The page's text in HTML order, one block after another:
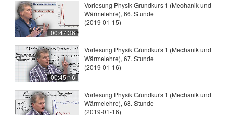
00:47:36
Vorlesung Physik Grundkurs 1 (Mechanik und
Wärmelehre), 66. Stunde
(2019-01-15)
00:45:16
Vorlesung Physik Grundkurs 1 (Mechanik und
Wärmelehre), 67. Stunde
(2019-01-16)
Vorlesung Physik Grundkurs 1 (Mechanik und
Wärmelehre), 68. Stunde
(2019-01-16)